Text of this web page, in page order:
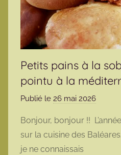
Petits pains à la
pointu à la
Publié le 26 mai 2026
r
m
Bonjour, bonjour !!
sur la cuisine des
je ne connaissais